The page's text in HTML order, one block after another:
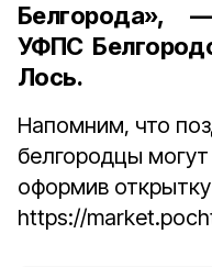
Белгорода»,
УФПС
Лось.
Напомним, что
белгородцы
оформив
https://